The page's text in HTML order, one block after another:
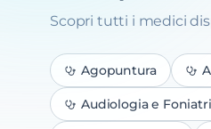
Scopri tutti i medici
Agopuntura
Audiologia e